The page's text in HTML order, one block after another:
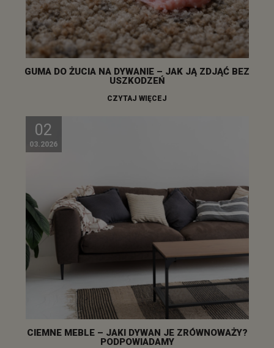
GUMA DO ŻUCIA NA DYWANIE – JAK JĄ ZDJĄĆ BEZ
USZKODZEŃ
CZYTAJ WIĘCEJ
02
03.2026
CIEMNE MEBLE – JAKI DYWAN JE ZRÓWNOWAŻY?
PODPOWIADAMY